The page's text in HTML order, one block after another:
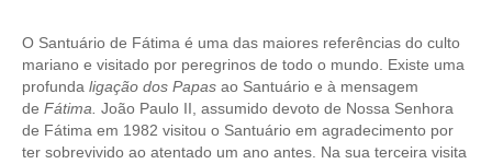
O Santuário de Fátima é uma das maiores referências do culto
mariano e visitado por peregrinos de todo o mundo. Existe uma
profunda ligação dos Papas ao Santuário e à mensagem
de Fátima. João Paulo II, assumido devoto de Nossa Senhora
de Fátima em 1982 visitou o Santuário em agradecimento por
ter sobrevivido ao atentado um ano antes. Na sua terceira visita